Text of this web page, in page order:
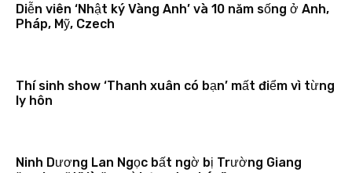
Diễn viên ‘Nhật ký Vàng Anh’ và 10 năm sống ở Anh,
Pháp, Mỹ, Czech
Thí sinh show ‘Thanh xuân có bạn’ mất điểm vì từng
ly hôn
Ninh Dương Lan Ngọc bất ngờ bị Trường Giang